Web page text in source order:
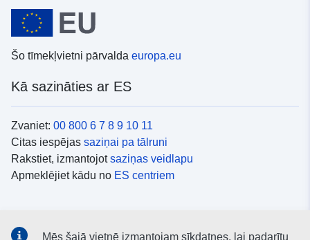
Šo tīmekļvietni pārvalda europa.eu
Kā sazināties ar ES
Zvaniet: 00 800 6 7 8 9 10 11
Citas iespējas saziņai pa tālruni
Rakstiet, izmantojotsaziņas veidlapu
Apmeklējiet kādu no ES centriem
Mēs šajā vietnē izmantojam sīkdatnes, lai padarītu